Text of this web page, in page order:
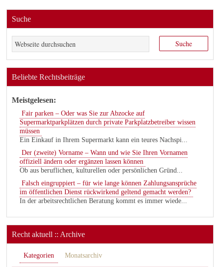
Suche
Beliebte Rechtsbeiträge
Meistgelesen:
Fair parken – Oder was Sie zur Abzocke auf
Supermarktparkplätzen durch private Parkplatzbetreiber wissen
müssen
Ein Einkauf in Ihrem Supermarkt kann ein teures Nachspi...
Der (zweite) Vorname – Wann und wie Sie Ihren Vornamen
offiziell ändern oder ergänzen lassen können
Ob aus beruflichen, kulturellen oder persönlichen Gründ...
Falsch eingruppiert – für wie lange können Zahlungsansprüche
im öffentlichen Dienst rückwirkend geltend gemacht werden?
In der arbeitsrechtlichen Beratung kommt es immer wiede...
Recht aktuell :: Archive
Kategorien Monatsarchiv